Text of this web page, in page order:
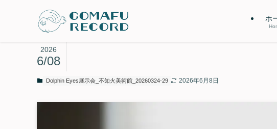
ホ
2026
6/08
Dolphin Eyes展示会_不知火美術館_20260324-29 2026年6月8日